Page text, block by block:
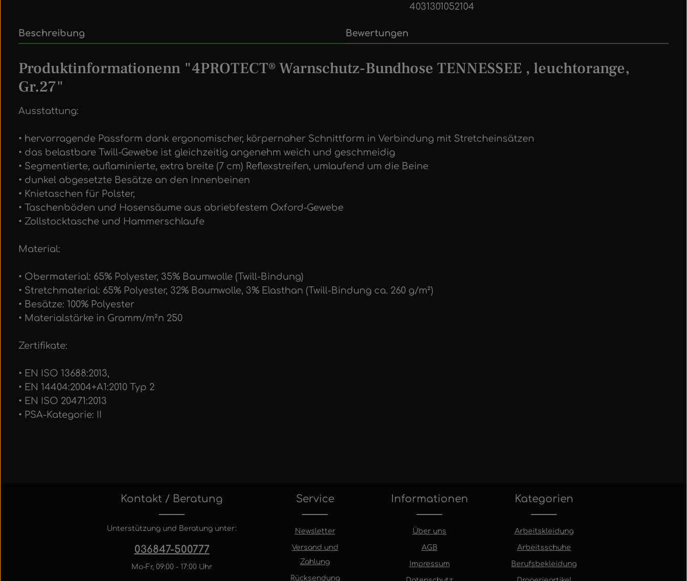
4031301052104
Beschreibung Bewertungen
Produktinformationenn "4PROTECT® Warnschutz-Bundhose TENNESSEE , leuchtorange,
Gr.27"
Ausstattung:
• hervorragende Passform dank ergonomischer, körpernaher Schnittform in Verbindung mit Stretcheinsätzen
• das belastbare Twill-Gewebe ist gleichzeitig angenehm weich und geschmeidig
• Segmentierte, auflaminierte, extra breite (7 cm) Reflexstreifen, umlaufend um die Beine
• dunkel abgesetzte Besätze an den Innenbeinen
• Knietaschen für Polster,
• Taschenböden und Hosensäume aus abriebfestem Oxford-Gewebe
• Zollstocktasche und Hammerschlaufe
Material:
• Obermaterial: 65% Polyester, 35% Baumwolle (Twill-Bindung)
• Stretchmaterial: 65% Polyester, 32% Baumwolle, 3% Elasthan (Twill-Bindung ca. 260 g/m²)
• Besätze: 100% Polyester
• Materialstärke in Gramm/m²n 250
Zertifikate:
• EN ISO 13688:2013,
• EN 14404:2004+A1:2010 Typ 2
• EN ISO 20471:2013
• PSA-Kategorie: II
Kontakt / Beratung
Unterstützung und Beratung unter:
036847-500777
Mo-Fr, 09:00 - 17:00 Uhr
Service
Newsletter
Versand und
Zahlung
Rücksendung
Informationen
Über uns
AGB
Impressum
Kategorien
Arbeitskleidung
Arbeitsschuhe
Berufsbekleidung